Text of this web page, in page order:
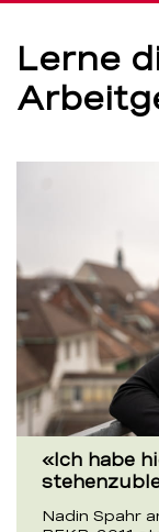
Lerne
«Ich habe
Nadin Spahr